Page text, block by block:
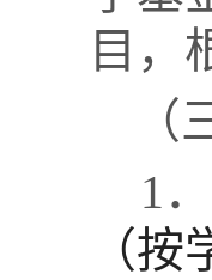
目，
1．
（